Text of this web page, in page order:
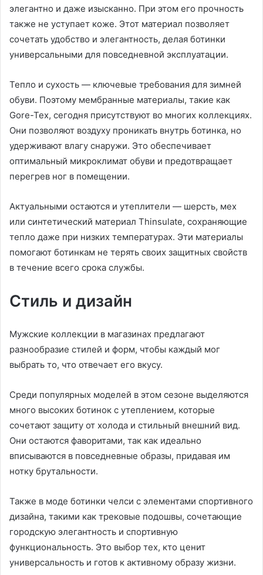
элегантно и даже изысканно. При этом его прочность
также не уступает коже. Этот материал позволяет
сочетать удобство и элегантность, делая ботинки
универсальными для повседневной эксплуатации.
Тепло и сухость — ключевые требования для зимней
обуви. Поэтому мембранные материалы, такие как
Gore-Tex, сегодня присутствуют во многих коллекциях.
Они позволяют воздуху проникать внутрь ботинка, но
удерживают влагу снаружи. Это обеспечивает
оптимальный микроклимат обуви и предотвращает
перегрев ног в помещении.
Актуальными остаются и утеплители — шерсть, мех
или синтетический материал Thinsulate, сохраняющие
тепло даже при низких температурах. Эти материалы
помогают ботинкам не терять своих защитных свойств
в течение всего срока службы.
Стиль и дизайн
Мужские коллекции в магазинах предлагают
разнообразие стилей и форм, чтобы каждый мог
выбрать то, что отвечает его вкусу.
Среди популярных моделей в этом сезоне выделяются
много высоких ботинок с утеплением, которые
сочетают защиту от холода и стильный внешний вид.
Они остаются фаворитами, так как идеально
вписываются в повседневные образы, придавая им
нотку брутальности.
Также в моде ботинки челси с элементами спортивного
дизайна, такими как трековые подошвы, сочетающие
городскую элегантность и спортивную
функциональность. Это выбор тех, кто ценит
универсальность и готов к активному образу жизни.